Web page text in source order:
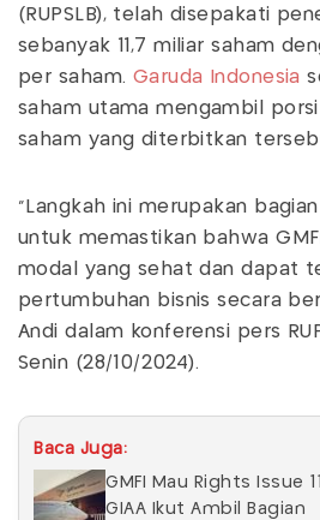
(RUPSLB), telah disepakati
sebanyak 11,7 miliar saham
per saham. Garuda Indonesia
saham utama mengambil porsi
saham yang diterbitkan
"Langkah ini merupakan
untuk memastikan bahwa
modal yang sehat dan dapat
pertumbuhan bisnis secara
Andi dalam konferensi pers
Senin (28/10/2024).
Baca Juga:
GMFI Mau Rights Issue
GIAA Ikut Ambil Bagian